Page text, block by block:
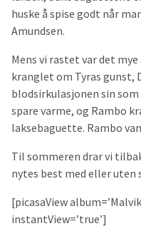
huske å spise godt når
Amundsen.
Mens vi rastet var det
kranglet om Tyras gunst,
blodsirkulasjonen sin som
spare varme, og Rambo
laksebaguette. Rambo
Til sommeren drar vi
nytes best med eller uten
[picasaView
instantView=’true’]